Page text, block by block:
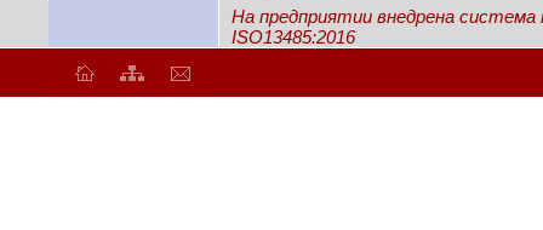
На предприятии внедрена
ISO13485:2016